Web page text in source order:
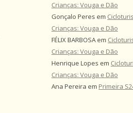
Crianças: Vouga e Dão
Gonçalo Peres em
Crianças: Vouga e Dão
FÉLIX BARBOSA em
Crianças: Vouga e Dão
Henrique Lopes em
Crianças: Vouga e Dão
Ana Pereira em Primeira